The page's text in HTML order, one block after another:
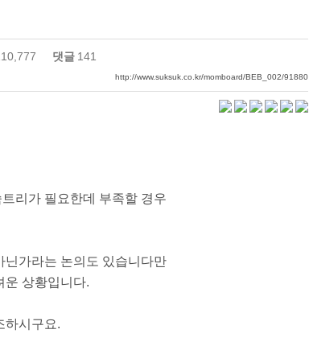
댓글 141
http://www.suksuk.co.kr/momboard/BEB_002/91880
리가 필요한데 부족할 경우
닌가라는 논의도 있습니다만
운 상황입니다.
하시구요.